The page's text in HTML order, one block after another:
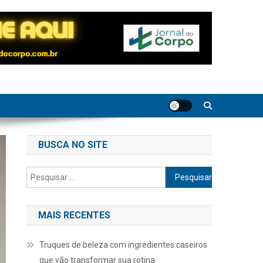
BUSCA NO SITE
Pesquisar
por:
MAIS RECENTES
Truques de beleza com ingredientes caseiros
que vão transformar sua rotina